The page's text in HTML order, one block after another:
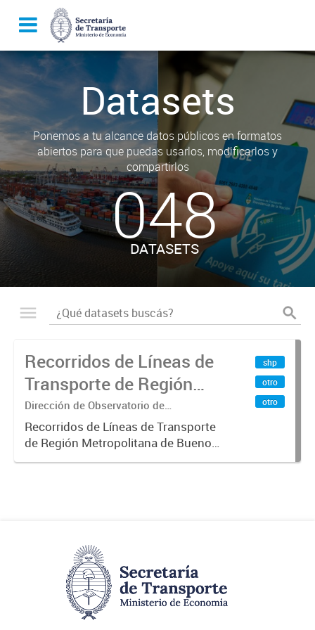
Datasets
Ponemos a tu alcance datos públicos en formatos
abiertos para que puedas usarlos, modificarlos y
compartirlos
048
DATASETS
Recorridos de Líneas de
Transporte de Región
Metropolitana de
Buenos Aires (RMBA)
Dirección de Observatorio de
Transporte, Estudio y Sistemas
Recorridos de Líneas de Transporte
de Región Metropolitana de Buenos
Aires (RMBA).-
shp
otro
otro